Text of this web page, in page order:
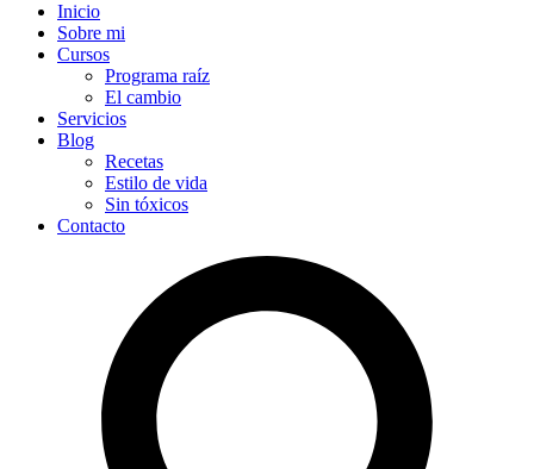
Inicio
Sobre mi
Cursos
Programa raíz
El cambio
Servicios
Blog
Recetas
Estilo de vida
Sin tóxicos
Contacto